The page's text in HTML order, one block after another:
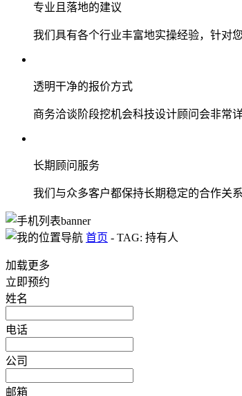
专业且落地的建议
我们具有各个行业丰富地实操经验，针对
透明干净的报价方式
商务洽谈阶段挖机会科技设计顾问会非常
长期顾问服务
我们与众多客户都保持长期稳定的合作关
首页 - TAG: 持有人
加载更多
立即预约
姓名
电话
公司
邮箱